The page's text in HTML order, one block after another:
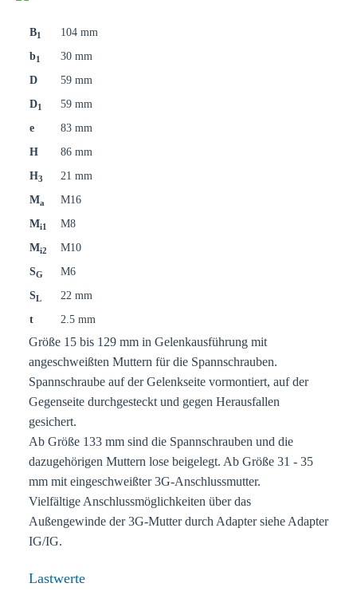
B1
104 mm
b1
30 mm
D
59 mm
D1
59 mm
e
83 mm
H
86 mm
H3
21 mm
Ma
M16
Mi1
M8
Mi2
M10
SG
M6
SL
22 mm
t
2.5 mm
Größe 15 bis 129 mm in Gelenkausführung mit
angeschweißten Muttern für die Spannschrauben.
Spannschraube auf der Gelenkseite vormontiert, auf der
Gegenseite durchgesteckt und gegen Herausfallen
gesichert.
Ab Größe 133 mm sind die Spannschrauben und die
dazugehörigen Muttern lose beigelegt. Ab Größe 31 - 35
mm mit eingeschweißter 3G-Anschlussmutter.
Vielfältige Anschlussmöglichkeiten über das
Außengewinde der 3G-Mutter durch Adapter siehe Adapter
IG/IG.
Lastwerte